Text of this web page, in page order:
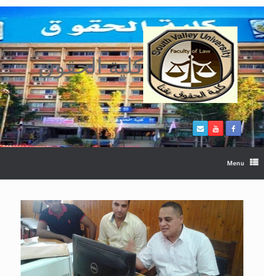
Skip
to
content
كلية الحقوق
Menu